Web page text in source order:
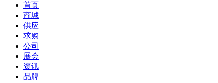
首页
商城
供应
求购
公司
展会
资讯
品牌